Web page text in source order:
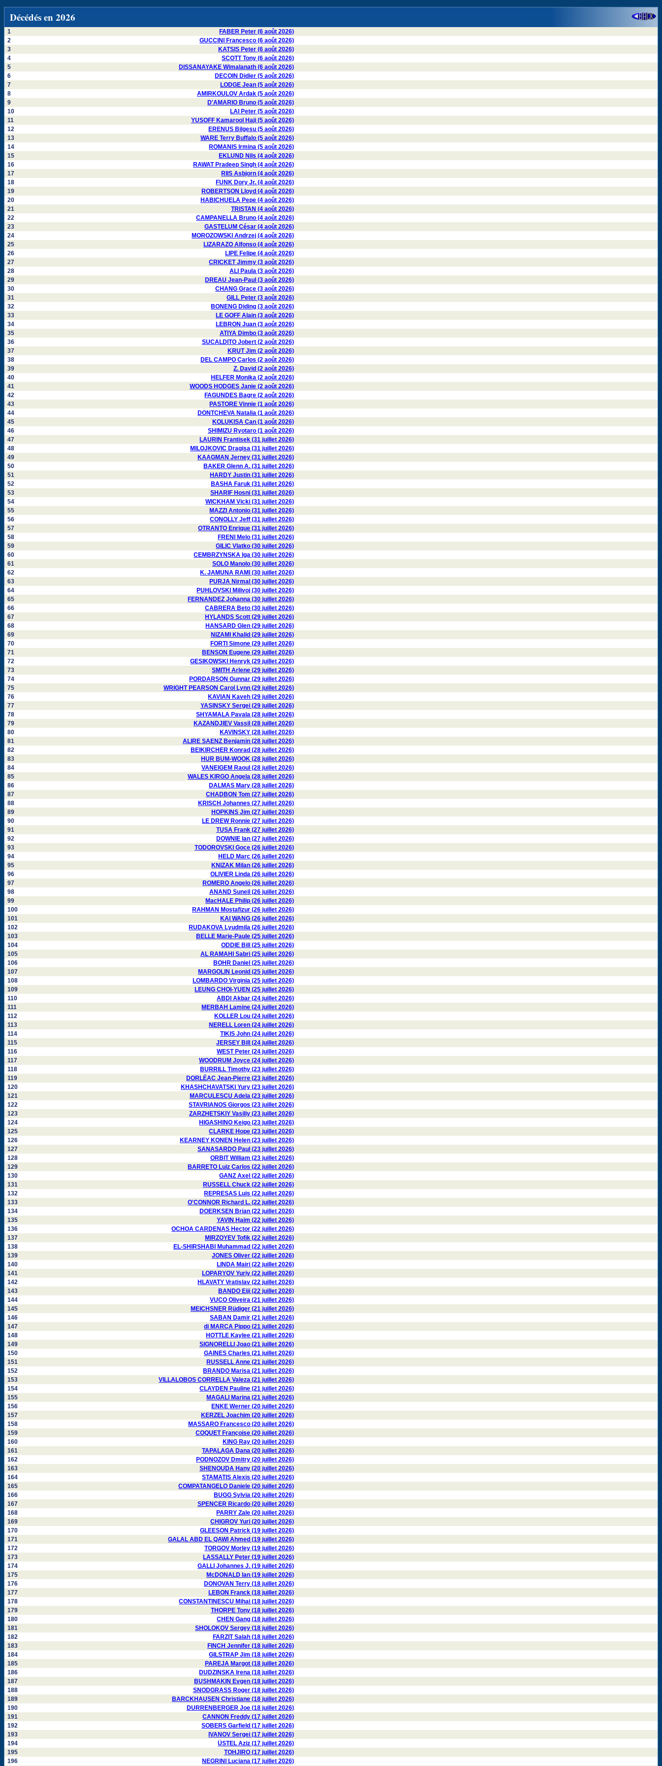
Décédés en 2026
1
FABER Peter (6 août 2026)
2
GUCCINI Francesco (6 août 2026)
3
KATSIS Peter (6 août 2026)
4
SCOTT Tony (6 août 2026)
5
DISSANAYAKE Wimalanath (6 août 2026)
6
DECOIN Didier (5 août 2026)
7
LODGE Jean (5 août 2026)
8
AMIRKOULOV Ardak (5 août 2026)
9
D'AMARIO Bruno (5 août 2026)
10
LAI Peter (5 août 2026)
11
YUSOFF Kamarool Haji (5 août 2026)
12
ERENUS Bilgesu (5 août 2026)
13
WARE Terry Buffalo (5 août 2026)
14
ROMANIS Irmina (5 août 2026)
15
EKLUND Nils (4 août 2026)
16
RAWAT Pradeep Singh (4 août 2026)
17
RIIS Asbjorn (4 août 2026)
18
FUNK Dory Jr. (4 août 2026)
19
ROBERTSON Lloyd (4 août 2026)
20
HABICHUELA Pepe (4 août 2026)
21
TRISTAN (4 août 2026)
22
CAMPANELLA Bruno (4 août 2026)
23
GASTELUM César (4 août 2026)
24
MOROZOWSKI Andrzej (4 août 2026)
25
LIZARAZO Alfonso (4 août 2026)
26
LIPE Felipe (4 août 2026)
27
CRICKET Jimmy (3 août 2026)
28
ALI Paula (3 août 2026)
29
DREAU Jean-Paul (3 août 2026)
30
CHANG Grace (3 août 2026)
31
GILL Peter (3 août 2026)
32
BONENG Diding (3 août 2026)
33
LE GOFF Alain (3 août 2026)
34
LEBRON Juan (3 août 2026)
35
ATIYA Dimbo (3 août 2026)
36
SUCALDITO Jobert (2 août 2026)
37
KRUT Jim (2 août 2026)
38
DEL CAMPO Carlos (2 août 2026)
39
Z. David (2 août 2026)
40
HELFER Monika (2 août 2026)
41
WOODS HODGES Janie (2 août 2026)
42
FAGUNDES Bagre (2 août 2026)
43
PASTORE Vinnie (1 août 2026)
44
DONTCHEVA Natalia (1 août 2026)
45
KOLUKISA Can (1 août 2026)
46
SHIMIZU Ryotaro (1 août 2026)
47
LAURIN Frantisek (31 juillet 2026)
48
MILOJKOVIC Dragisa (31 juillet 2026)
49
KAAGMAN Jerney (31 juillet 2026)
50
BAKER Glenn A. (31 juillet 2026)
51
HARDY Justin (31 juillet 2026)
52
BASHA Faruk (31 juillet 2026)
53
SHARIF Hosni (31 juillet 2026)
54
WICKHAM Vicki (31 juillet 2026)
55
MAZZI Antonio (31 juillet 2026)
56
CONOLLY Jeff (31 juillet 2026)
57
OTRANTO Enrique (31 juillet 2026)
58
FRENI Melo (31 juillet 2026)
59
GILIC Vlatko (30 juillet 2026)
60
CEMBRZYNSKA Iga (30 juillet 2026)
61
SOLO Manolo (30 juillet 2026)
62
K. JAMUNA RAMI (30 juillet 2026)
63
PURJA Nirmal (30 juillet 2026)
64
PUHLOVSKI Milivoj (30 juillet 2026)
65
FERNANDEZ Johanna (30 juillet 2026)
66
CABRERA Beto (30 juillet 2026)
67
HYLANDS Scott (29 juillet 2026)
68
HANSARD Glen (29 juillet 2026)
69
NIZAMI Khalid (29 juillet 2026)
70
FORTI Simone (29 juillet 2026)
71
BENSON Eugene (29 juillet 2026)
72
GESIKOWSKI Henryk (29 juillet 2026)
73
SMITH Arlene (29 juillet 2026)
74
PORDARSON Gunnar (29 juillet 2026)
75
WRIGHT PEARSON Carol Lynn (29 juillet 2026)
76
KAVIAN Kaveh (29 juillet 2026)
77
YASINSKY Sergei (29 juillet 2026)
78
SHYAMALA Pavala (28 juillet 2026)
79
KAZANDJIEV Vassil (28 juillet 2026)
80
KAVINSKY (28 juillet 2026)
81
ALIRE SAENZ Benjamin (28 juillet 2026)
82
BEIKIRCHER Konrad (28 juillet 2026)
83
HUR BUM-WOOK (28 juillet 2026)
84
VANEIGEM Raoul (28 juillet 2026)
85
WALES KIRGO Angela (28 juillet 2026)
86
DALMAS Mary (28 juillet 2026)
87
CHADBON Tom (27 juillet 2026)
88
KRISCH Johannes (27 juillet 2026)
89
HOPKINS Jim (27 juillet 2026)
90
LE DREW Ronnie (27 juillet 2026)
91
TUSA Frank (27 juillet 2026)
92
DOWNIE Ian (27 juillet 2026)
93
TODOROVSKI Goce (26 juillet 2026)
94
HELD Marc (26 juillet 2026)
95
KNIZAK Milan (26 juillet 2026)
96
OLIVIER Linda (26 juillet 2026)
97
ROMERO Angelo (26 juillet 2026)
98
ANAND Suneil (26 juillet 2026)
99
MacHALE Philip (26 juillet 2026)
100
RAHMAN Mostafizur (26 juillet 2026)
101
KAI WANG (26 juillet 2026)
102
RUDAKOVA Lyudmila (26 juillet 2026)
103
BELLE Marie-Paule (25 juillet 2026)
104
ODDIE Bill (25 juillet 2026)
105
AL RAMAHI Sabri (25 juillet 2026)
106
BOHR Daniel (25 juillet 2026)
107
MARGOLIN Leonid (25 juillet 2026)
108
LOMBARDO Virginia (25 juillet 2026)
109
LEUNG CHOI-YUEN (25 juillet 2026)
110
ABDI Akbar (24 juillet 2026)
111
MERBAH Lamine (24 juillet 2026)
112
KOLLER Lou (24 juillet 2026)
113
NERELL Loren (24 juillet 2026)
114
TIKIS John (24 juillet 2026)
115
JERSEY Bill (24 juillet 2026)
116
WEST Peter (24 juillet 2026)
117
WOODRUM Joyce (24 juillet 2026)
118
BURRILL Timothy (23 juillet 2026)
119
DORLÉAC Jean-Pierre (23 juillet 2026)
120
KHASHCHAVATSKI Yury (23 juillet 2026)
121
MARCULESCU Adela (23 juillet 2026)
122
STAVRIANOS Giorgos (23 juillet 2026)
123
ZARZHETSKIY Vasiliy (23 juillet 2026)
124
HIGASHINO Keigo (23 juillet 2026)
125
CLARKE Hope (23 juillet 2026)
126
KEARNEY KONEN Helen (23 juillet 2026)
127
SANASARDO Paul (23 juillet 2026)
128
ORBIT William (23 juillet 2026)
129
BARRETO Luiz Carlos (22 juillet 2026)
130
GANZ Axel (22 juillet 2026)
131
RUSSELL Chuck (22 juillet 2026)
132
REPRESAS Luis (22 juillet 2026)
133
O'CONNOR Richard L. (22 juillet 2026)
134
DOERKSEN Brian (22 juillet 2026)
135
YAVIN Haim (22 juillet 2026)
136
OCHOA CARDENAS Hector (22 juillet 2026)
137
MIRZOYEV Tofik (22 juillet 2026)
138
EL-SHIRSHABI Muhammad (22 juillet 2026)
139
JONES Oliver (22 juillet 2026)
140
LINDA Mairi (22 juillet 2026)
141
LOPARYOV Yuriy (22 juillet 2026)
142
HLAVATY Vratislav (22 juillet 2026)
143
BANDO Eiji (22 juillet 2026)
144
VUCO Oliveira (21 juillet 2026)
145
MEICHSNER Rüdiger (21 juillet 2026)
146
SABAN Damir (21 juillet 2026)
147
di MARCA Pippo (21 juillet 2026)
148
HOTTLE Kaylee (21 juillet 2026)
149
SIGNORELLI Joao (21 juillet 2026)
150
GAINES Charles (21 juillet 2026)
151
RUSSELL Anne (21 juillet 2026)
152
BRANDO Marisa (21 juillet 2026)
153
VILLALOBOS CORRELLA Valeza (21 juillet 2026)
154
CLAYDEN Pauline (21 juillet 2026)
155
MAGALI Marina (21 juillet 2026)
156
ENKE Werner (20 juillet 2026)
157
KERZEL Joachim (20 juillet 2026)
158
MASSARO Francesco (20 juillet 2026)
159
COQUET Françoise (20 juillet 2026)
160
KING Ray (20 juillet 2026)
161
TAPALAGA Dana (20 juillet 2026)
162
PODNOZOV Dmitry (20 juillet 2026)
163
SHENOUDA Hany (20 juillet 2026)
164
STAMATIS Alexis (20 juillet 2026)
165
COMPATANGELO Daniele (20 juillet 2026)
166
BUGG Sylvia (20 juillet 2026)
167
SPENCER Ricardo (20 juillet 2026)
168
PARRY Zale (20 juillet 2026)
169
CHIGROV Yuri (20 juillet 2026)
170
GLEESON Patrick (19 juillet 2026)
171
GALAL ABD EL QAWI Ahmed (19 juillet 2026)
172
TORGOV Morley (19 juillet 2026)
173
LASSALLY Peter (19 juillet 2026)
174
GALLI Johannes J. (19 juillet 2026)
175
McDONALD Ian (19 juillet 2026)
176
DONOVAN Terry (18 juillet 2026)
177
LEBON Franck (18 juillet 2026)
178
CONSTANTINESCU Mihai (18 juillet 2026)
179
THORPE Tony (18 juillet 2026)
180
CHEN Gang (18 juillet 2026)
181
SHOLOKOV Sergey (18 juillet 2026)
182
FARZIT Salah (18 juillet 2026)
183
FINCH Jennifer (18 juillet 2026)
184
GILSTRAP Jim (18 juillet 2026)
185
PAREJA Margot (18 juillet 2026)
186
DUDZINSKA Irena (18 juillet 2026)
187
BUSHMAKIN Evgen (18 juillet 2026)
188
SNODGRASS Roger (18 juillet 2026)
189
BARCKHAUSEN Christiane (18 juillet 2026)
190
DURRENBERGER Joe (18 juillet 2026)
191
CANNON Freddy (17 juillet 2026)
192
SOBERS Garfield (17 juillet 2026)
193
IVANOV Sergei (17 juillet 2026)
194
ÜSTEL Aziz (17 juillet 2026)
195
TOHJIRO (17 juillet 2026)
196
NEGRINI Luciana (17 juillet 2026)